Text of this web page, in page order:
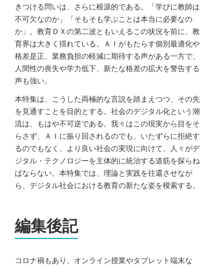
きつける問いは、さらに根源的である。「学びに教師は
不可欠なのか」「そもそも学ぶことは本当に必要なの
か」。教育ＤＸの第二波ともいえるこの状況を前に、教
育界は大きく揺れている。ＡＩがもたらす個別最適化や
格差是正、業務負担の軽減に期待する声がある一方で、
人間性の喪失や学力低下、新たな格差の拡大を警告する
声も強い。
本特集は、こうした両極的な言説を踏まえつつ、その先
を見通すことを目的とする。社会のデジタル化という潮
流は、もはや不可逆である。我々はこの現実から目をそ
らさず、ＡＩに振り回されるのでも、いたずらに拒絶す
るのでもなく、より良い社会の実現に向けて、人々がデ
ジタル・テクノロジーを主体的に統治する道筋を探らね
ばならない。本特集では、理論と実践を往還させなが
ら、デジタル社会における教育の新たな姿を模索する。
編集後記
コロナ禍もあり、オンライン授業やタブレット端末な